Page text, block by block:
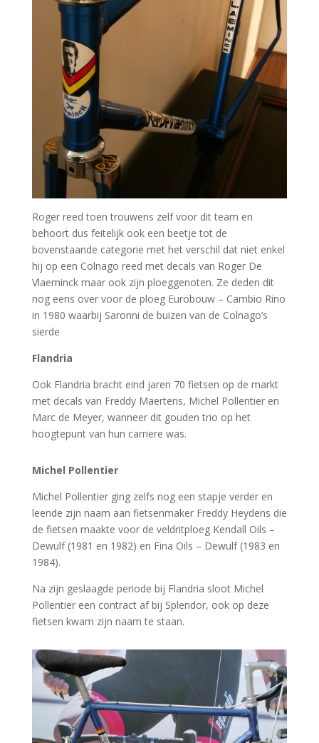
Roger reed toen trouwens zelf voor dit team en
behoort dus feitelijk ook een beetje tot de
bovenstaande categorie met het verschil dat niet enkel
hij op een Colnago reed met decals van Roger De
Vlaeminck maar ook zijn ploeggenoten. Ze deden dit
nog eens over voor de ploeg Eurobouw – Cambio Rino
in 1980 waarbij Saronni de buizen van de Colnago’s
sierde
Flandria
Ook Flandria bracht eind jaren 70 fietsen op de markt
met decals van Freddy Maertens, Michel Pollentier en
Marc de Meyer, wanneer dit gouden trio op het
hoogtepunt van hun carriere was.
Michel Pollentier
Michel Pollentier ging zelfs nog een stapje verder en
leende zijn naam aan fietsenmaker Freddy Heydens die
de fietsen maakte voor de veldritploeg Kendall Oils –
Dewulf (1981 en 1982) en Fina Oils – Dewulf (1983 en
1984).
Na zijn geslaagde periode bij Flandria sloot Michel
Pollentier een contract af bij Splendor, ook op deze
fietsen kwam zijn naam te staan.